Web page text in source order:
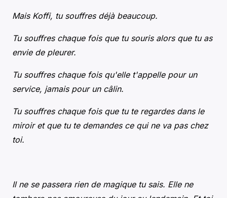
Mais Koffi, tu souffres déjà beaucoup.
Tu souffres chaque fois que tu souris alors que tu as
envie de pleurer.
Tu souffres chaque fois qu'elle t'appelle pour un
service, jamais pour un câlin.
Tu souffres chaque fois que tu te regardes dans le
miroir et que tu te demandes ce qui ne va pas chez
toi.
Il ne se passera rien de magique tu sais. Elle ne